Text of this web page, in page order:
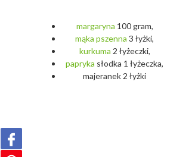
margaryna 100 gram,
mąka pszenna 3 łyżki,
kurkuma 2 łyżeczki,
papryka słodka 1 łyżeczka,
majeranek 2 łyżki